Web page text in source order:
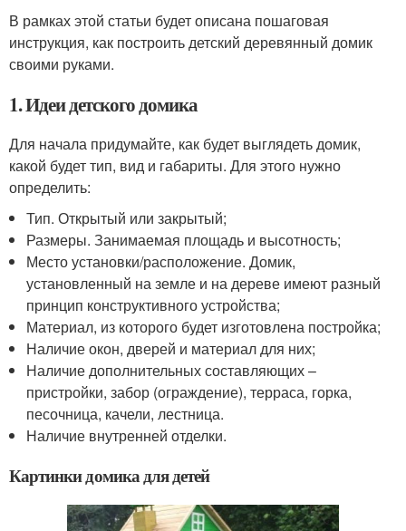
В рамках этой статьи будет описана пошаговая
инструкция, как построить детский деревянный домик
своими руками.
1. Идеи детского домика
Для начала придумайте, как будет выглядеть домик,
какой будет тип, вид и габариты. Для этого нужно
определить:
Тип. Открытый или закрытый;
Размеры. Занимаемая площадь и высотность;
Место установки/расположение. Домик,
установленный на земле и на дереве имеют разный
принцип конструктивного устройства;
Материал, из которого будет изготовлена постройка;
Наличие окон, дверей и материал для них;
Наличие дополнительных составляющих –
пристройки, забор (ограждение), терраса, горка,
песочница, качели, лестница.
Наличие внутренней отделки.
Картинки домика для детей